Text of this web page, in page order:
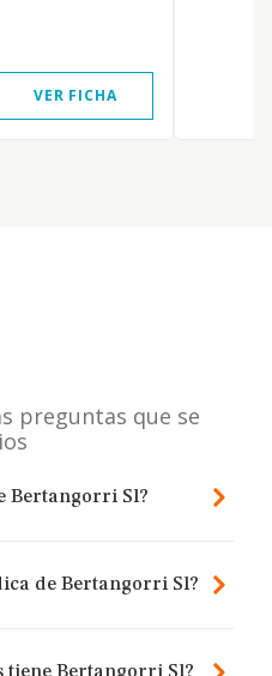
VER FICHA
preguntas que se
Bertangorri Sl?
de Bertangorri Sl?